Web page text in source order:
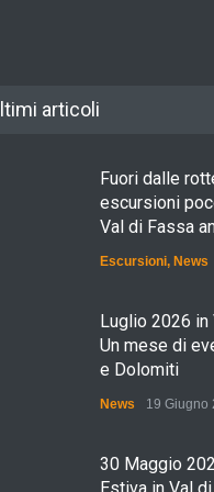
articoli
Fuori dalle
escursioni
Val di Fassa
Escursioni, News
Luglio 2026 in
Un mese di
e Dolomiti
News 19 Giugno
30 Maggio